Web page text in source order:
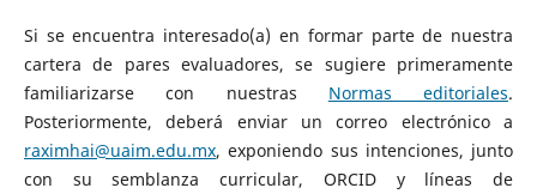
Si se encuentra interesado(a) en formar parte de nuestra
cartera de pares evaluadores, se sugiere primeramente
familiarizarse con nuestras Normas editoriales.
Posteriormente, deberá enviar un correo electrónico a
raximhai@uaim.edu.mx, exponiendo sus intenciones, junto
con su semblanza curricular, ORCID y líneas de